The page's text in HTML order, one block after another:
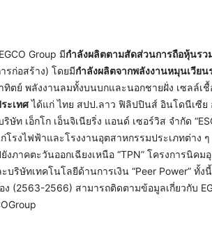
Group มีกำลังผลิตตามสัดส่วนการถือหุ้นรว
รก่อสร้าง) โดยมีกำลังผลิตจากพลังงานหมุนเวียน
ตย์ พลังงานลมทั้งบนบกและนอกชายฝั่ง เซลล์เ
ะเทศได้แก่ ไทย สปป.ลาว ฟิลิปปินส์ อินโดนีเซีย
ษัท เอ็กโก เอ็นจิเนียริ่ง แอนด์ เซอร์วิส จำกัด
โรงไฟฟ้าและโรงงานอุตสาหกรรมประเภทต่า
ภาคตะวันออกเฉียงเหนือ “TPN” โครงการนิคม
บริษัทเทคโนโลยีด้านการเงิน “Peer Power” ทั้
ง (2563-2566) สามารถติดตามข้อมูลเกี่ยวกับ